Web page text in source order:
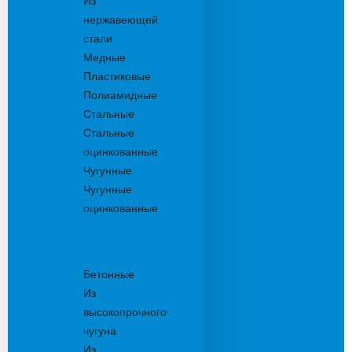
нержавеющей
стали
Медные
Пластиковые
Полиамидные
Стальные
Стальные
оцинкованные
Чугунные
Чугунные
оцинкованные
Бетонные
Из
высокопрочного
чугуна